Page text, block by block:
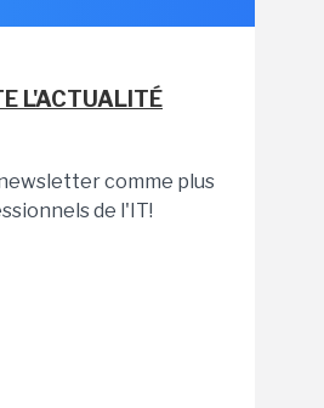
L'ACTUALITÉ
comme plus
de l'IT!